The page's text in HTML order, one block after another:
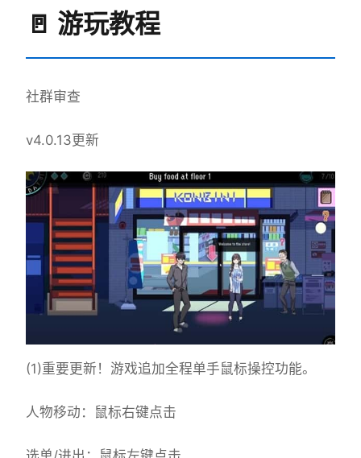
🚪 游玩教程
社群审查
v4.0.13更新
(1)重要更新！游戏追加全程单手鼠标操控功能。
人物移动：鼠标右键点击